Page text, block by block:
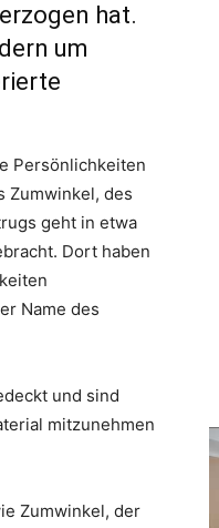
hat.
um
Persönlichkeiten
Zumwinkel, des
geht in etwa
Dort haben
Name des
und sind
mitzunehmen
Zumwinkel, der